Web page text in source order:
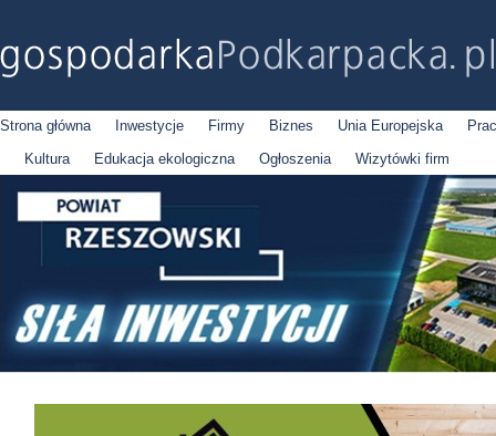
Strona główna Inwestycje Firmy Biznes Unia Europejska
Kultura
Edukacja ekologiczna Ogłoszenia Wizytówki firm